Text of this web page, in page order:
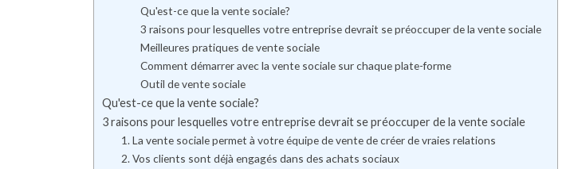
Qu'est-ce que la vente sociale?
3 raisons pour lesquelles votre entreprise devrait se préoccuper de la vente sociale
Meilleures pratiques de vente sociale
Comment démarrer avec la vente sociale sur chaque plate-forme
Outil de vente sociale
Qu'est-ce que la vente sociale?
3 raisons pour lesquelles votre entreprise devrait se préoccuper de la vente sociale
1. La vente sociale permet à votre équipe de vente de créer de vraies relations
2. Vos clients sont déjà engagés dans des achats sociaux